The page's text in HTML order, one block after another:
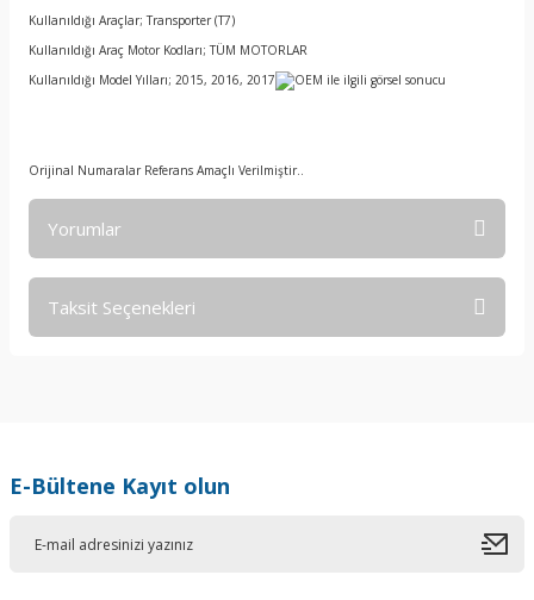
Kullanıldığı Araçlar; Transporter (T7)
Kullanıldığı Araç Motor Kodları; TÜM MOTORLAR
Kullanıldığı Model Yılları; 2015, 2016, 2017
Orijinal Numaralar Referans Amaçlı Verilmiştir..
Yorumlar
Taksit Seçenekleri
E-Bültene Kayıt olun